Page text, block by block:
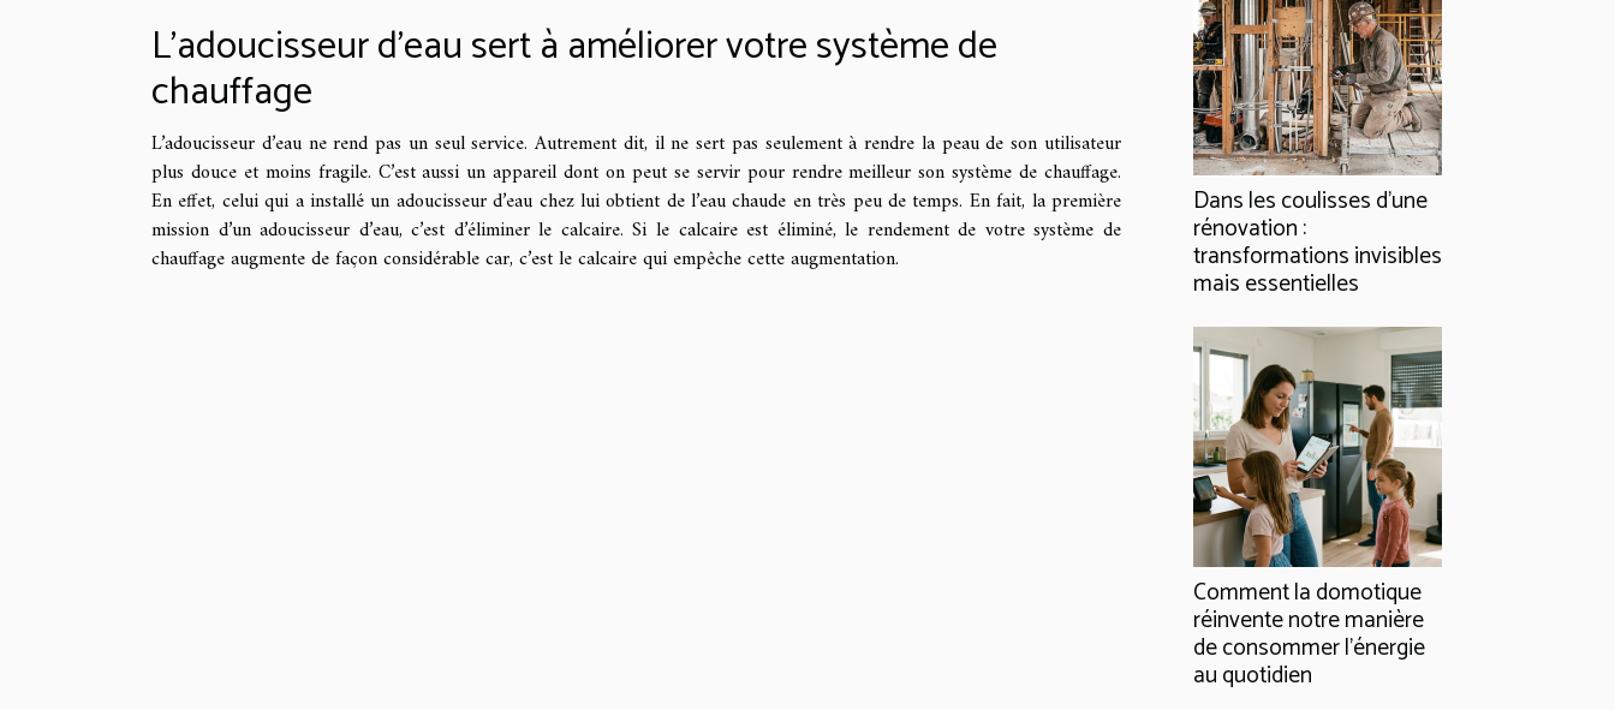
L’adoucisseur d’eau sert à améliorer votre système de
chauffage
L’adoucisseur d’eau ne rend pas un seul service. Autrement dit, il ne sert pas seulement à rendre la peau de son utilisateur
plus douce et moins fragile. C’est aussi un appareil dont on peut se servir pour rendre meilleur son système de chauffage.
En effet, celui qui a installé un adoucisseur d’eau chez lui obtient de l’eau chaude en très peu de temps. En fait, la première
mission d’un adoucisseur d’eau, c’est d’éliminer le calcaire. Si le calcaire est éliminé, le rendement de votre système de
chauffage augmente de façon considérable car, c’est le calcaire qui empêche cette augmentation.
Dans les coulisses d'une
rénovation :
transformations invisibles
mais essentielles
Comment la domotique
réinvente notre manière
de consommer l'énergie
au quotidien